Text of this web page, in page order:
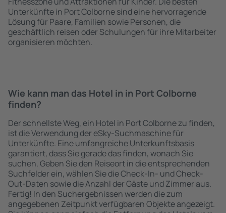
Unterkünfte in Port Colborne sind eine hervorragende
Lösung für Paare, Familien sowie Personen, die
geschäftlich reisen oder Schulungen für ihre Mitarbeiter
organisieren möchten.
Wie kann man das Hotel in in Port Colborne
finden?
Der schnellste Weg, ein Hotel in Port Colborne zu finden,
ist die Verwendung der eSky-Suchmaschine für
Unterkünfte. Eine umfangreiche Unterkunftsbasis
garantiert, dass Sie gerade das finden, wonach Sie
suchen. Geben Sie den Reiseort in die entsprechenden
Suchfelder ein, wählen Sie die Check-In- und Check-
Out-Daten sowie die Anzahl der Gäste und Zimmer aus.
Fertig! In den Suchergebnissen werden die zum
angegebenen Zeitpunkt verfügbaren Objekte angezeigt.